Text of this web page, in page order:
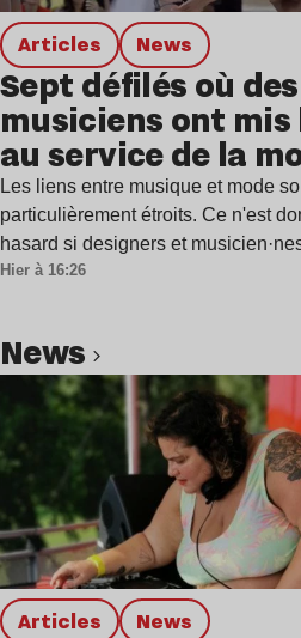
Articles news
Sept défilés où des
musiciens ont
au service de la
Les liens entre musique et mode
particulièrement étroits. Ce n'est
hasard si designers et
Hier à 16:26
news
Articles
news